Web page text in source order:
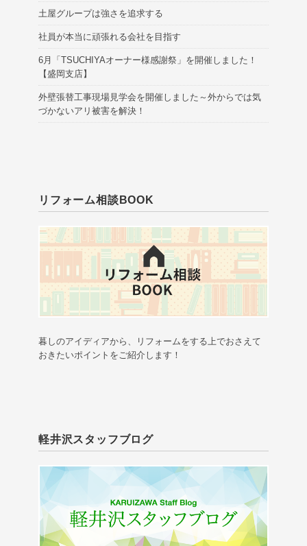
土屋グループは強さを追求する
社員が本当に頑張れる会社を目指す
6月「TSUCHIYAオーナー様感謝祭」を開催しました！
【盛岡支店】
外壁張替工事現場見学会を開催しました～外からでは気
づかないアリ被害を解決！
リフォーム相談BOOK
暮しのアイディアから、リフォームをする上でおさえて
おきたいポイントをご紹介します！
軽井沢スタッフブログ